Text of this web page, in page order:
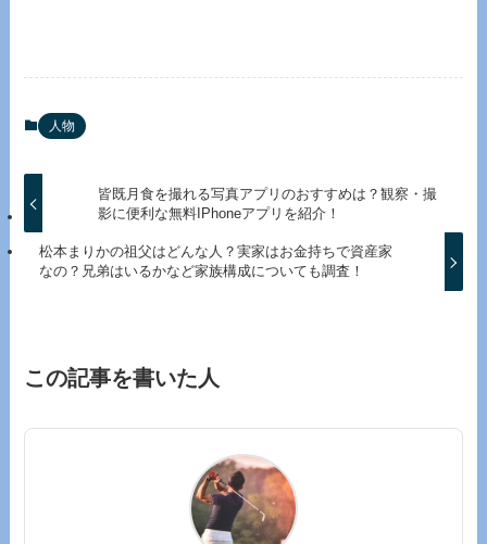
人物
皆既月食を撮れる写真アプリのおすすめは？観察・撮
影に便利な無料IPhoneアプリを紹介！
松本まりかの祖父はどんな人？実家はお金持ちで資産家
なの？兄弟はいるかなど家族構成についても調査！
この記事を書いた人